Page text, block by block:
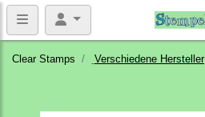
Clear Stamps Verschiedene Hersteller